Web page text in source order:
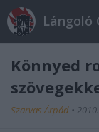
Lángoló
Könnyed
Szarvas Árpád •